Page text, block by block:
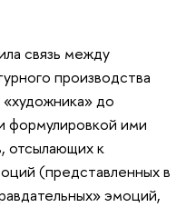
связь между
производства
до
формулировкой ими
отсылающих к
(представленных в
эмоций,